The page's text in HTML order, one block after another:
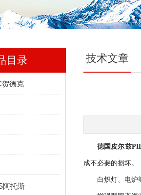
目录
贺德克
阿托斯
技术文章
德国皮尔兹
成不必要的损坏。
白炽灯、电炉等